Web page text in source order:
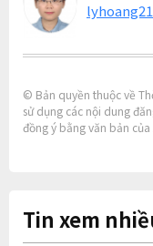
© Bản quyền thuộc về
sử dụng các nội dung
đồng ý bằng văn bản
Tin xem